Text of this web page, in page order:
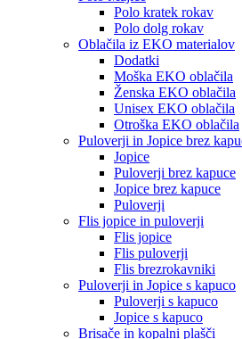
Polo kratek rokav
Polo dolg rokav
Oblačila iz EKO materialov
Dodatki
Moška EKO oblačila
Ženska EKO oblačila
Unisex EKO oblačila
Otroška EKO oblačila
Puloverji in Jopice brez
Jopice
Puloverji brez kapuce
Jopice brez kapuce
Puloverji
Flis jopice in puloverji
Flis jopice
Flis puloverji
Flis brezrokavniki
Puloverji in Jopice s kapuco
Puloverji s kapuco
Jopice s kapuco
Brisače in kopalni plašči